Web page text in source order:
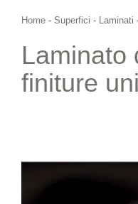
Home - Superfici - Laminati
Laminato
finiture